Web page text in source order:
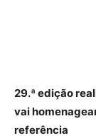
29.ª edição
vai
referência